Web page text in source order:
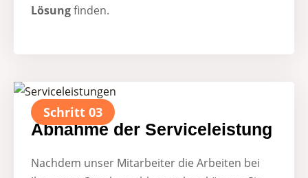
Lösungfinden.
Schritt 03
Abnahme der Serviceleistung
Nachdem unser Mitarbeiter die Arbeiten bei